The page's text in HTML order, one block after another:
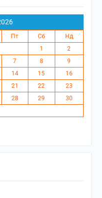
Пт Сб
Нд
1
2
7 8
9
14 15
16
21 22
23
28 29
30